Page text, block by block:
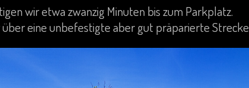
wir etwa zwanzig Minuten bis zum Parkplatz.
eine unbefestigte aber gut präparierte